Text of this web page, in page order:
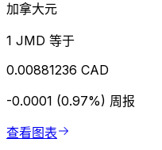
加拿大元
1 JMD 等于
0.00881236 CAD
-0.0001 (0.97%) 周报
查看图表